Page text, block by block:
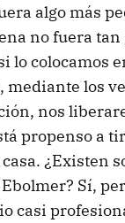
algo más
no fuera
lo colocamos
mediante los
nos
propenso a
¿Existen
Sí,
casi